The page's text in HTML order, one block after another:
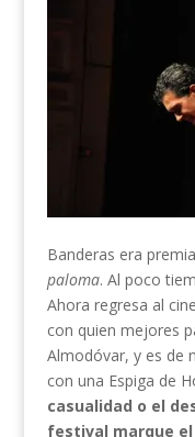
Banderas era
paloma. Al poco
Ahora regresa al
con quien mejores
Almodóvar, y es de
con una Espiga de
casualidad o el
festival marque